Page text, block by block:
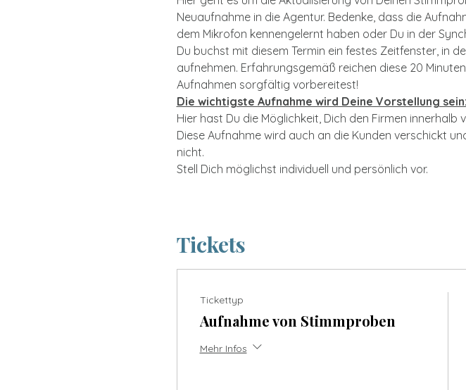
Neuaufnahme in die Agentur. Bedenke, dass die
dem Mikrofon kennengelernt haben oder Du in der
Du buchst mit diesem Termin ein festes Zeitfenster, in
aufnehmen. Erfahrungsgemäß reichen diese 20
Aufnahmen sorgfältig vorbereitest!
Die wichtigste Aufnahme wird Deine Vorstellung sein:
Hier hast Du die Möglichkeit, Dich den Firmen innerhalb
Diese Aufnahme wird auch an die Kunden verschickt
nicht.
Stell Dich möglichst individuell und persönlich vor.
Tickets
Tickettyp
Aufnahme von Stimmproben
Mehr Infos